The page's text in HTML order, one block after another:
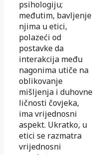
psihologiju;
međutim, bavljenje
njima u etici,
polazeći od
postavke da
interakcija među
nagonima utiče na
oblikovanje
mišljenja i duhovne
ličnosti čovjeka,
ima vrijednosni
aspekt. Ukratko, u
etici se razmatra
vrijednosni